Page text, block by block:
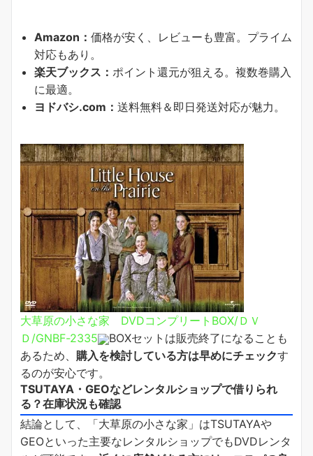
Amazon： 価格が安く、レビューも豊富。プライム
対応もあり。
楽天ブックス： ポイント還元が狙える。複数巻購入
に最適。
ヨドバシ.com： 送料無料＆即日発送対応が魅力。
大草原の小さな家 DVDコンプリートBOX/ＤＶ
Ｄ/GNBF-2335
BOXセットは販売終了になることも
あるため、 購入を検討している方は早めにチェックす
るのが安心です。
TSUTAYA・GEOなどレンタルショップで借りられ
る？在庫状況も確認
結論として、「大草原の小さな家」はTSUTAYAや
GEOといった主要なレンタルショップでもDVDレンタ